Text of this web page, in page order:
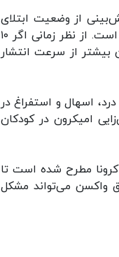
از وضعیت ابتلای
کودکان پس از امتحانات، اظهار کرد: شرایط وابسته به میزان پخش شدن سویه امیکرون در کشور است. از نظر زمانی اگر ۱۰
برابر شود که این بیشتر از سرعت انتشار
اسهال و استفراغ در
امیکرون در کودکان
کرونا مطرح شده است تا
واکسن می‌تواند مشکل